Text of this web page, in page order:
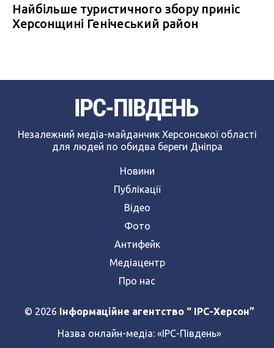
Найбільше туристичного збору приніс
Херсонщині Генічеський район
Незалежний медіа-майданчик Херсонської області
для людей по обидва береги Дніпра
Новини
Публікації
Відео
Фото
Антифейк
Медіацентр
Про нас
© 2026 Інформаційне агентство “ IPC-Херсон”
Назва онлайн-медіа: «ІРС-Південь»